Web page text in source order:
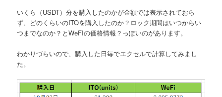
いくら（USDT）分を購入したのかが金額では表示されておら
ず、どのくらいのITOを購入したのか？ロック期間はいつからい
つまでなのか？とWeFIの価格情報？っぽいのがあります。
わかりづらいので、購入した日毎でエクセルで計算してみまし
た。